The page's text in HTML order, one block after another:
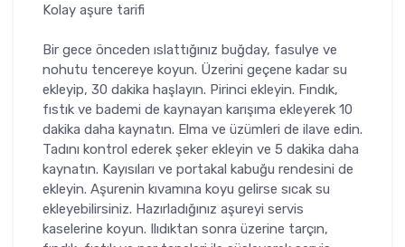
Kolay aşure tarifi
Bir gece önceden ıslattığınız buğday, fasulye ve
nohutu tencereye koyun. Üzerini geçene kadar su
ekleyip, 30 dakika haşlayın. Pirinci ekleyin. Fındık,
fıstık ve bademi de kaynayan karışıma ekleyerek 10
dakika daha kaynatın. Elma ve üzümleri de ilave edin.
Tadını kontrol ederek şeker ekleyin ve 5 dakika daha
kaynatın. Kayısıları ve portakal kabuğu rendesini de
ekleyin. Aşurenin kıvamına koyu gelirse sıcak su
ekleyebilirsiniz. Hazırladığınız aşureyi servis
kaselerine koyun. Ilıdıktan sonra üzerine tarçın,